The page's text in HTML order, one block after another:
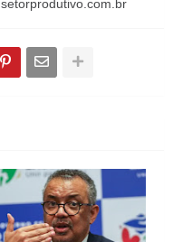
setorprodutivo.com.br